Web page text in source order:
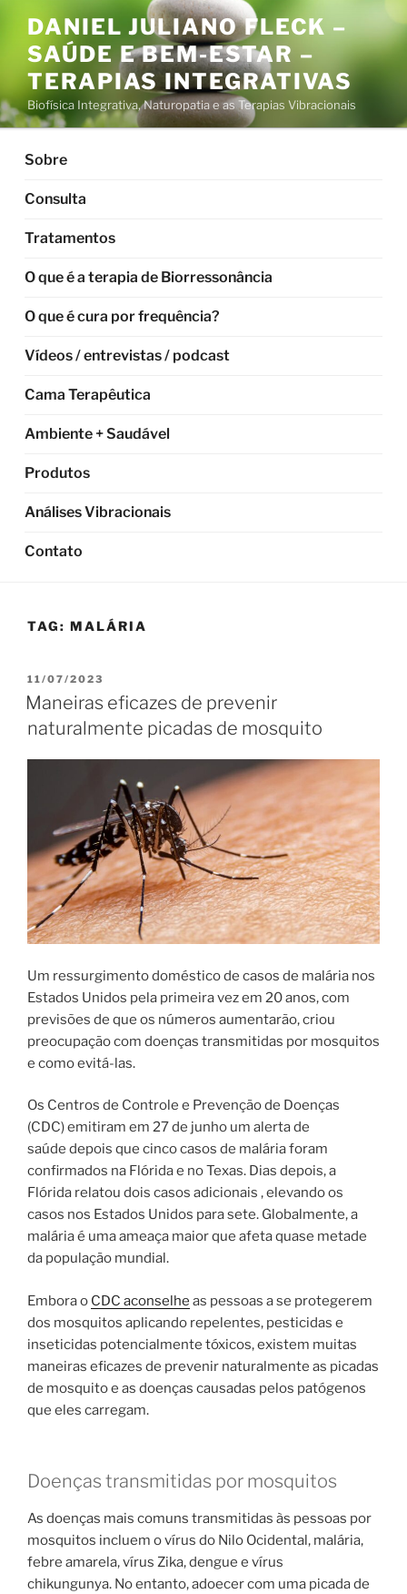
conteúdo
DANIEL JULIANO FLECK –
SAÚDE E BEM-ESTAR –
TERAPIAS INTEGRATIVAS
Biofísica Integrativa, Naturopatia e as Terapias Vibracionais
Sobre
Consulta
Tratamentos
O que é a terapia de Biorressonância
O que é cura por frequência?
Vídeos / entrevistas / podcast
Cama Terapêutica
Ambiente + Saudável
Produtos
Análises Vibracionais
Contato
TAG: MALÁRIA
PUBLICADO
EM
11/07/2023
Maneiras eficazes de prevenir
naturalmente picadas de mosquito
Um ressurgimento doméstico de casos de malária nos
Estados Unidos pela primeira vez em 20 anos, com
previsões de que os números aumentarão, criou
preocupação com doenças transmitidas por mosquitos
e como evitá-las.
Os Centros de Controle e Prevenção de Doenças
(CDC) emitiram em 27 de junho um alerta de
saúde depois que cinco casos de malária foram
confirmados na Flórida e no Texas. Dias depois, a
Flórida relatou dois casos adicionais , elevando os
casos nos Estados Unidos para sete. Globalmente, a
malária é uma ameaça maior que afeta quase metade
da população mundial.
Embora o CDC aconselhe as pessoas a se protegerem
dos mosquitos aplicando repelentes, pesticidas e
inseticidas potencialmente tóxicos, existem muitas
maneiras eficazes de prevenir naturalmente as picadas
de mosquito e as doenças causadas pelos patógenos
que eles carregam.
Doenças transmitidas por mosquitos
As doenças mais comuns transmitidas às pessoas por
mosquitos incluem o vírus do Nilo Ocidental, malária,
febre amarela, vírus Zika, dengue e vírus
chikungunya. No entanto, adoecer com uma picada de